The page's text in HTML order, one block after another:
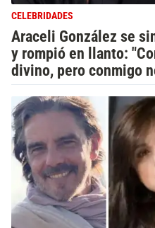
CELEBRIDADES
Araceli González se
y rompió en llanto:
divino, pero conmigo